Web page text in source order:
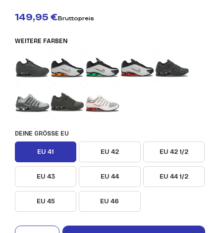
149,95 €Bruttopreis
WEITERE FARBEN
DEINE GRÖSSE EU
EU 41 EU 42 EU 42 1/2
EU 43 EU 44 EU 44 1/2
EU 45 EU 46